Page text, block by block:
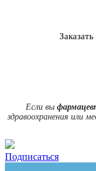
Если вы
здравоохранения или
Подписаться